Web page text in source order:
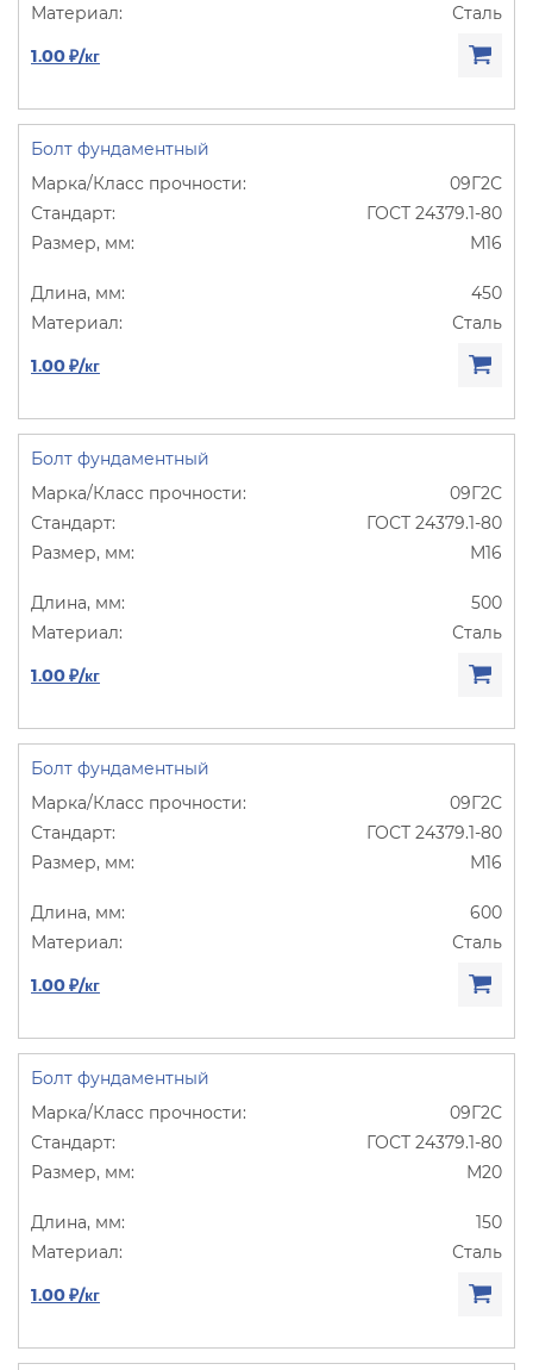
Сталь
1.00 ₽/кг
Болт фундаментный
09Г2С
ГОСТ 24379.1-80
М16
450
Сталь
1.00 ₽/кг
Болт фундаментный
09Г2С
ГОСТ 24379.1-80
М16
500
Сталь
1.00 ₽/кг
Болт фундаментный
09Г2С
ГОСТ 24379.1-80
М16
600
Сталь
1.00 ₽/кг
Болт фундаментный
09Г2С
ГОСТ 24379.1-80
М20
150
Сталь
1.00 ₽/кг